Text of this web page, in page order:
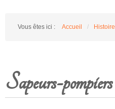
Vous êtes ici : Accueil / Histoire
Sapeurs-pompiers